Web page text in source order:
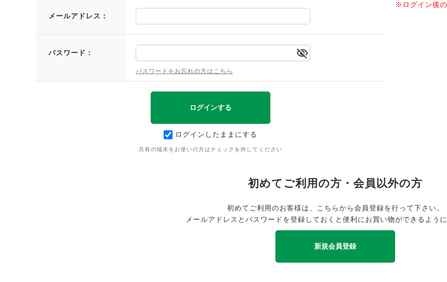
メールアドレス：
パスワード：
パスワードをお忘れの方はこちら
ログインしたままにする
共有の端末をお使いの方はチェックを外してください
※ログイン後の
初めてご利用の方・会員以外の方
初めてご利用のお客様は、こちらから会員登録を行って下さい。
メールアドレスとパスワードを登録しておくと便利にお買い物ができるように